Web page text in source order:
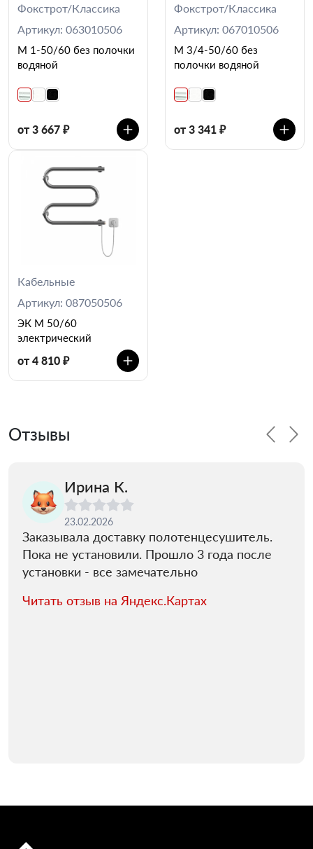
Фокстрот/Классика
Артикул: 063010506
М 1-50/60 без полочки
водяной
от 3 667 ₽
Фокстрот/Классика
Артикул: 067010506
М 3/4-50/60 без
полочки водяной
от 3 341 ₽
Кабельные
Артикул: 087050506
ЭК М 50/60
электрический
от 4 810 ₽
Отзывы
Ирина К.
23.02.2026
Заказывала доставку полотенцесушитель.
Пока не установили. Прошло 3 года после
установки - все замечательно
Читать отзыв на Яндекс.Картах